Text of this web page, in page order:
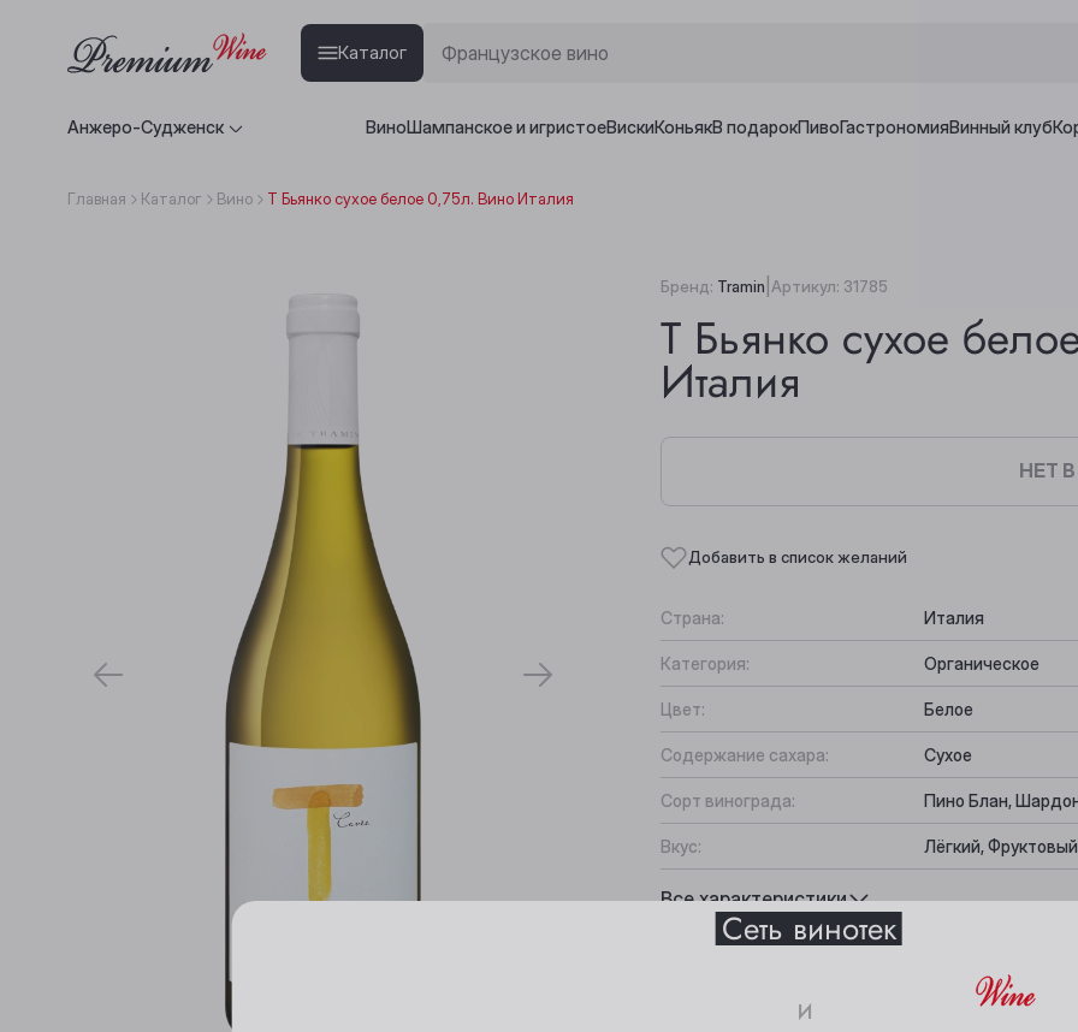
Каталог
Анжеро-Судженск ВиноШампанское и игристоеВискиКоньякВ подарокПивоГастрономияВинный клуб
Главная Каталог Вино Т Бьянко сухое белое 0,75л. Вино Италия
Бренд: Tramin Артикул: 31785
Т Бьянко сухое
Италия
НЕТ
Добавить в список желаний
Страна: Италия
Категория: Органическое
Цвет: Белое
Содержание сахара: Сухое
Сорт винограда: Пино Блан,
Вкус: Лёгкий, Фруктовый
Все характеристики
Подходит к:
Выберите ваш город
Сеть винотек
и